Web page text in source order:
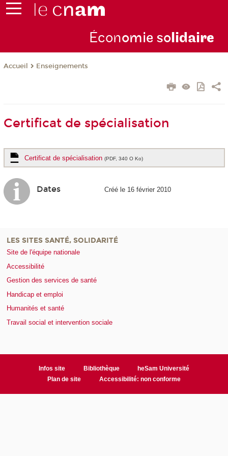
Économie solidaire
Accueil Enseignements
Certificat de spécialisation
Certificat de spécialisation (PDF, 340 O Ko)
Dates Créé le 16 février 2010
LES SITES SANTÉ, SOLIDARITÉ
Site de l'équipe nationale
Accessibilité
Gestion des services de santé
Handicap et emploi
Humanités et santé
Travail social et intervention sociale
Infos site Bibliothèque
heSam Université
Plan de site
Accessibilité: non conforme